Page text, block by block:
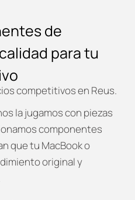
de
para tu
competitivos en Reus.
la jugamos con piezas
componentes
que tu MacBook o
original y